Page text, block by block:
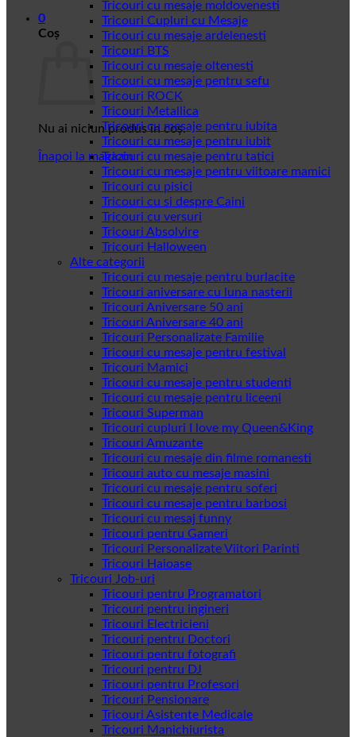
0
Coș
Nu ai niciun produs în coș.
Înapoi la magazin
Tricouri cu mesaje moldovenesti
Tricouri Cupluri cu Mesaje
Tricouri cu mesaje ardelenesti
Tricouri BTS
Tricouri cu mesaje oltenesti
Tricouri cu mesaje pentru sefu
Tricouri ROCK
Tricouri Metallica
Tricouri cu mesaje pentru iubita
Tricouri cu mesaje pentru iubit
Tricouri cu mesaje pentru tatici
Tricouri cu mesaje pentru viitoare mamici
Tricouri cu pisici
Tricouri cu si despre Caini
Tricouri cu versuri
Tricouri Absolvire
Tricouri Halloween
Alte categorii
Tricouri cu mesaje pentru burlacite
Tricouri aniversare cu luna nasterii
Tricouri Aniversare 50 ani
Tricouri Aniversare 40 ani
Tricouri Personalizate Familie
Tricouri cu mesaje pentru festival
Tricouri Mamici
Tricouri cu mesaje pentru studenti
Tricouri cu mesaje pentru liceeni
Tricouri Superman
Tricouri cupluri I love my Queen&King
Tricouri Amuzante
Tricouri cu mesaje din filme romanesti
Tricouri auto cu mesaje masini
Tricouri cu mesaje pentru soferi
Tricouri cu mesaje pentru barbosi
Tricouri cu mesaj funny
Tricouri pentru Gameri
Tricouri Personalizate Viitori Parinti
Tricouri Haioase
Tricouri Job-uri
Tricouri pentru Programatori
Tricouri pentru ingineri
Tricouri Electricieni
Tricouri pentru Doctori
Tricouri pentru fotografi
Tricouri pentru DJ
Tricouri pentru Profesori
Tricouri Pensionare
Tricouri Asistente Medicale
Tricouri Manichiurista